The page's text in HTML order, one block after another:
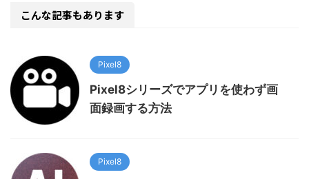
こんな記事もあります
Pixel8
Pixel8シリーズでアプリを使わず画
面録画する方法
Pixel8